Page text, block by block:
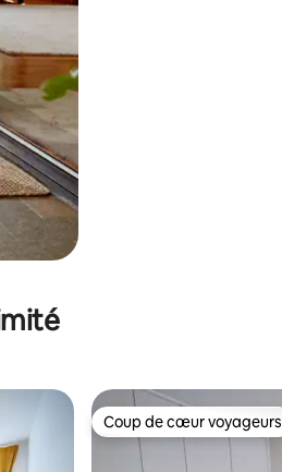
Coup de cœur voyageurs
Coup de cœur voyageurs